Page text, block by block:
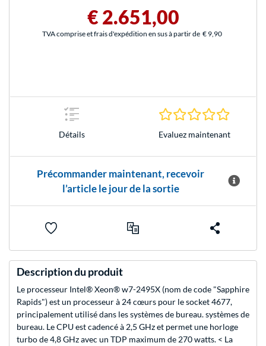
€ 2.651,00
TVA comprise et frais d'expédition en sus à partir de € 9,90
Détails Evaluez maintenant
Précommander maintenant, recevoir
l’article le jour de la sortie
Description du produit
Le processeur Intel® Xeon® w7-2495X (nom de code "Sapphire
Rapids") est un processeur à 24 cœurs pour le socket 4677,
principalement utilisé dans les systèmes de bureau. systèmes de
bureau. Le CPU est cadencé à 2,5 GHz et permet une horloge
turbo de 4,8 GHz avec un TDP maximum de 270 watts. < La